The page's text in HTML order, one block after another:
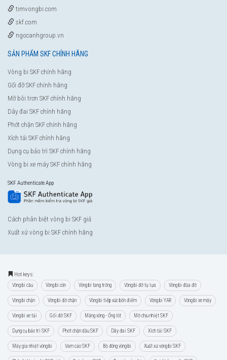
timvongbi.com
skf.com
ngocanhgroup.vn
SẢN PHẨM SKF CHÍNH HÃNG
Vòng bi SKF chính hãng
Gối đỡ SKF chính hãng
Mỡ bôi trơn SKF chính hãng
Dây đai SKF chính hãng
Phớt chặn SKF chính hãng
Xích tải SKF chính hãng
Dụng cụ bảo trì SKF chính hãng
Vòng bi xe máy SKF chính hãng
SKF Authenticate App
Cách phân biệt vòng bi SKF giả
Xuất xứ vòng bi SKF chính hãng
Hot keys:
Vòng bi cầu Vòng bi côn Vòng bi tang trống Vòng bi đỡ tự lựa Vòng bi đũa đỡ
Vòng bi chặn Vòng bi đỡ chặn Vòng bi tiếp xúc bốn điểm Vòng bi YAR Vòng bi xe máy
Vòng bi xe tải Gối đỡ SKF Măng xông - Ống lót Mỡ chịu nhiệt SKF
Dụng cụ bảo trì SKF Phớt chặn dầu SKF Dây đai SKF Xích tải SKF
Máy gia nhiệt vòng bi Vam cảo SKF Bộ đóng vòng bi Xuất xứ vòng bi SKF